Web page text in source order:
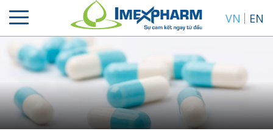
VN EN
Sắp xếp
Hiển thị